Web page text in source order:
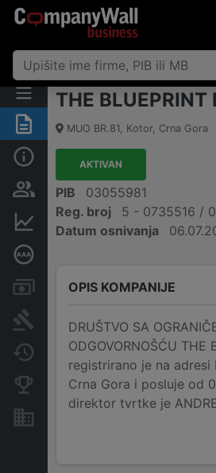
Sažetak
Osobe i vlasništvo
Finansijski podaci
Računi i blokade
Arhiva sudskih objava
Promjene
Konkurentne kompanije
THE BLUEPRINT
MUO BR.81, Кotor, Crna Gora
AKTIVAN
PIB
03055981
Reg. broj
5 - 0735516 /
Datum osnivanja
OPIS KOMPANIJE
DRUŠTVO SA
ODGOVORNOŠĆU THE
registrirano je na adresi
Crna Gora i posluje od
direktor tvrtke je